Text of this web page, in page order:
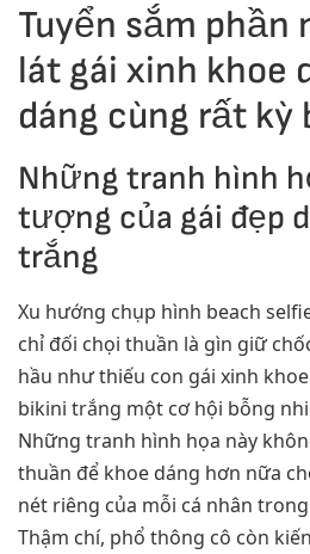
Tuyển sắm phần
lát gái xinh khoe
dáng cùng rất
Những tranh hình
tượng của gái đẹp
trắng
Xu hướng chụp hình beach
chỉ đối chọi thuần là gìn giữ
hầu như thiếu con gái xinh
bikini trắng một cơ hội bỗng
Những tranh hình họa này
thuần để khoe dáng hơn nữa
nét riêng của mỗi cá nhân
Thậm chí, phổ thông cô còn